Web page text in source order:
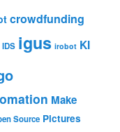
crowdfunding
IDS igus irobot KI
Make
Source Pictures